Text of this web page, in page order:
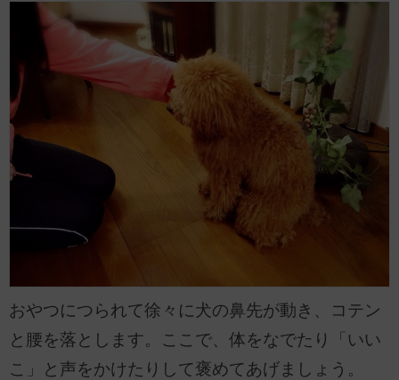
おやつにつられて徐々に犬の鼻先が動き、コテン
と腰を落とします。ここで、体をなでたり「いい
こ」と声をかけたりして褒めてあげましょう。